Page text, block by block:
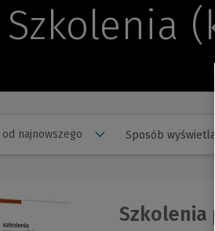
Szkolenia
Sposób
Szkolenia